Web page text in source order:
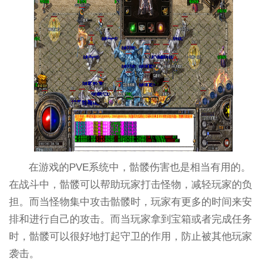
在游戏的PVE系统中，骷髅伤害也是相当有用的。
在战斗中，骷髅可以帮助玩家打击怪物，减轻玩家的负
担。而当怪物集中攻击骷髅时，玩家有更多的时间来安
排和进行自己的攻击。而当玩家拿到宝箱或者完成任务
时，骷髅可以很好地打起守卫的作用，防止被其他玩家
袭击。